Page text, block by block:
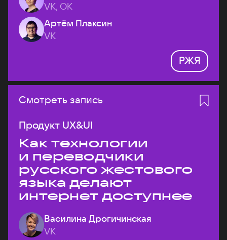
VK, ОК
Артём Плаксин
VK
РЖЯ
Смотреть запись
Продукт UX&UI
Как технологии
и переводчики
русского жестового
языка делают
интернет доступнее
Василина Дрогичинская
VK